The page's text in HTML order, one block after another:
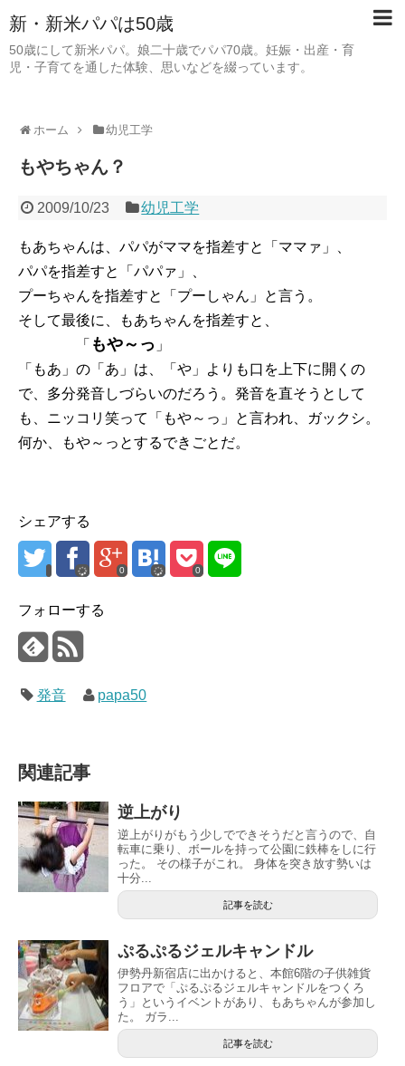
新・新米パパは50歳
50歳にして新米パパ。娘二十歳でパパ70歳。妊娠・出産・育
児・子育てを通した体験、思いなどを綴っています。
ホーム 幼児工学
もやちゃん？
2009/10/23 幼児工学
もあちゃんは、パパがママを指差すと「ママァ」、
パパを指差すと「パパァ」、
プーちゃんを指差すと「プーしゃん」と言う。
そして最後に、もあちゃんを指差すと、
「 もや～っ 」
「もあ」の「あ」は、「や」よりも口を上下に開くの
で、多分発音しづらいのだろう。発音を直そうとして
も、ニッコリ笑って「もや～っ」と言われ、ガックシ。
何か、もや～っとするできごとだ。
シェアする
0 0
フォローする
発音 papa50
関連記事
逆上がり
逆上がりがもう少しでできそうだと言うので、自
転車に乗り、ボールを持って公園に鉄棒をしに行
った。 その様子がこれ。 身体を突き放す勢いは
十分...
記事を読む
ぷるぷるジェルキャンドル
伊勢丹新宿店に出かけると、本館6階の子供雑貨
フロアで「ぷるぷるジェルキャンドルをつくろ
う」というイベントがあり、もあちゃんが参加し
た。 ガラ...
記事を読む